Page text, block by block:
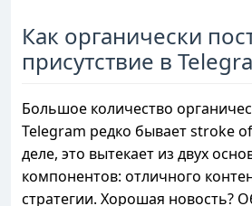
Как органически
присутствие в
Большое количество
Telegram редко бывает stroke
деле, это вытекает из двух
компонентов: отличного
стратегии. Хорошая новость?